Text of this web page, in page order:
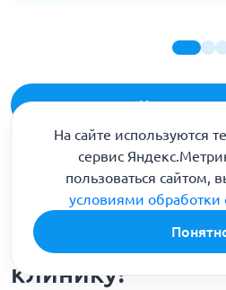
Написать
Все
Почему
клинику?
На сайте используются
сервис
пользоваться сайтом,
условиями обработки